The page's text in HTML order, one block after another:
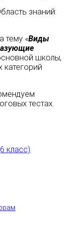
знаний:
тему «Виды
школы,
категорий
тестах.
класс)